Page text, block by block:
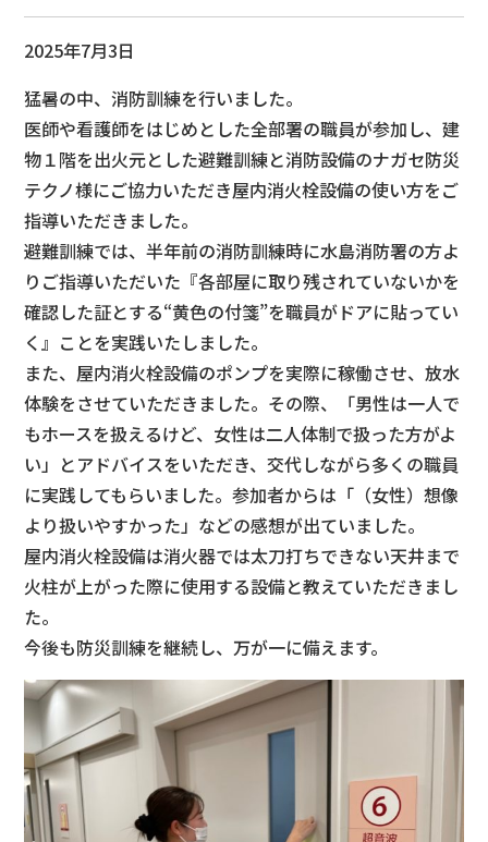
2025年7月3日
猛暑の中、消防訓練を行いました。
医師や看護師をはじめとした全部署の職員が参加し、建
物１階を出火元とした避難訓練と消防設備のナガセ防災
テクノ様にご協力いただき屋内消火栓設備の使い方をご
指導いただきました。
避難訓練では、半年前の消防訓練時に水島消防署の方よ
りご指導いただいた『各部屋に取り残されていないかを
確認した証とする“黄色の付箋”を職員がドアに貼ってい
く』ことを実践いたしました。
また、屋内消火栓設備のポンプを実際に稼働させ、放水
体験をさせていただきました。その際、「男性は一人で
もホースを扱えるけど、女性は二人体制で扱った方がよ
い」とアドバイスをいただき、交代しながら多くの職員
に実践してもらいました。参加者からは「（女性）想像
より扱いやすかった」などの感想が出ていました。
屋内消火栓設備は消火器では太刀打ちできない天井まで
火柱が上がった際に使用する設備と教えていただきまし
た。
今後も防災訓練を継続し、万が一に備えます。